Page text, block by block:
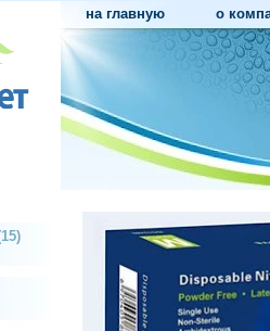
на главную о
15